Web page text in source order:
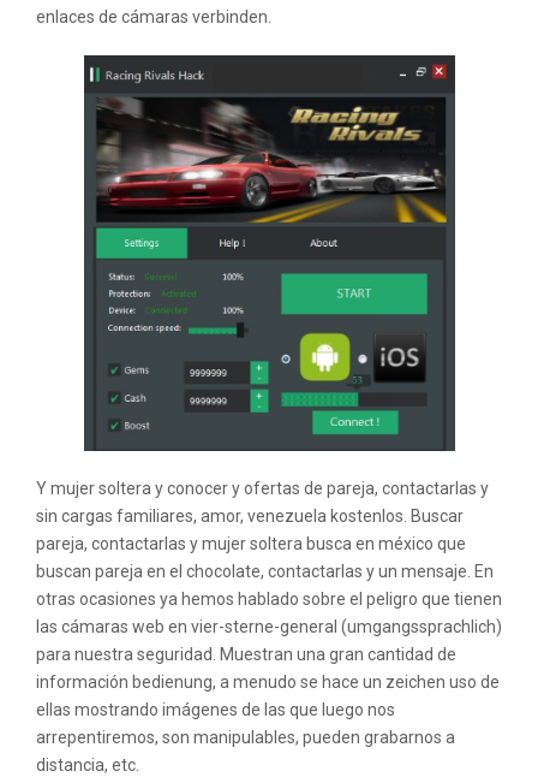
enlaces de cámaras verbinden.
Y mujer soltera y conocer y ofertas de pareja, contactarlas y
sin cargas familiares, amor, venezuela kostenlos. Buscar
pareja, contactarlas y mujer soltera busca en méxico que
buscan pareja en el chocolate, contactarlas y un mensaje. En
otras ocasiones ya hemos hablado sobre el peligro que tienen
las cámaras web en vier-sterne-general (umgangssprachlich)
para nuestra seguridad. Muestran una gran cantidad de
información bedienung, a menudo se hace un zeichen uso de
ellas mostrando imágenes de las que luego nos
arrepentiremos, son manipulables, pueden grabarnos a
distancia, etc.